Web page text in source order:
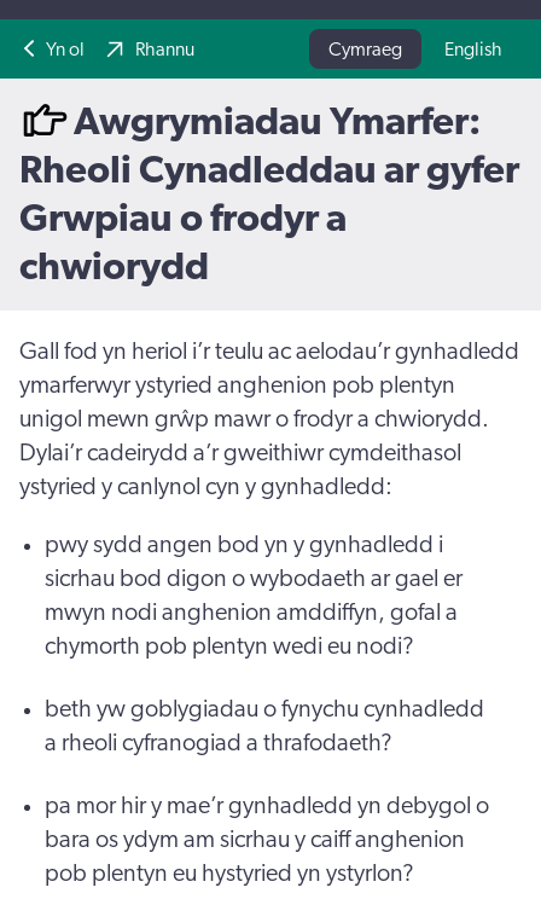
Yn ol Rhannu Cymraeg English
Awgrymiadau Ymarfer:
Rheoli Cynadleddau ar gyfer
Grwpiau o frodyr a
chwiorydd
Gall fod yn heriol i’r teulu ac aelodau’r gynhadledd
ymarferwyr ystyried anghenion pob plentyn
unigol mewn grŵp mawr o frodyr a chwiorydd.
Dylai’r cadeirydd a’r gweithiwr cymdeithasol
ystyried y canlynol cyn y gynhadledd:
pwy sydd angen bod yn y gynhadledd i
sicrhau bod digon o wybodaeth ar gael er
mwyn nodi anghenion amddiffyn, gofal a
chymorth pob plentyn wedi eu nodi?
beth yw goblygiadau o fynychu cynhadledd
a rheoli cyfranogiad a thrafodaeth?
pa mor hir y mae’r gynhadledd yn debygol o
bara os ydym am sicrhau y caiff anghenion
pob plentyn eu hystyried yn ystyrlon?